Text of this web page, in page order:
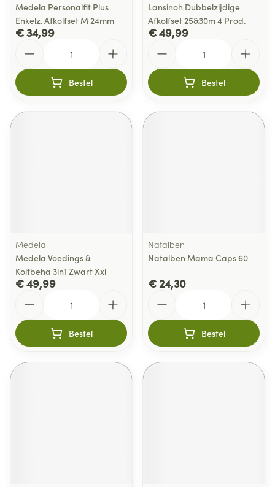
Medela Personalfit Plus
Enkelz. Afkolfset M 24mm
€ 34,99
Bestel
Lansinoh Dubbelzijdige
Afkolfset 25&30m 4 Prod.
€ 49,99
Bestel
Medela
Medela Voedings &
Kolfbeha 3in1 Zwart Xxl
€ 49,99
Bestel
Natalben
Natalben Mama Caps 60
€ 24,30
Bestel